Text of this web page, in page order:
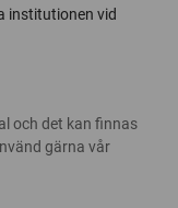
institutionen vid
och det kan finnas
gärna vår